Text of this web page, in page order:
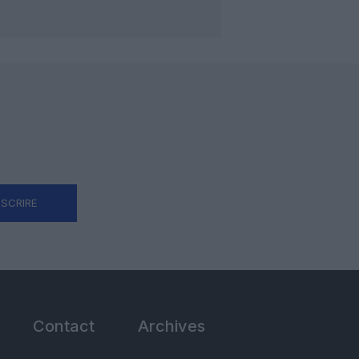
Contact Archives